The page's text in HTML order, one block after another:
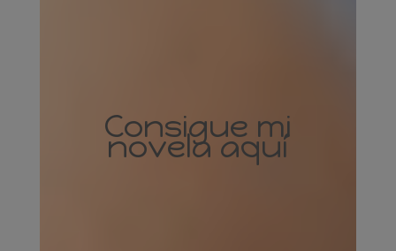
Consigue mi
novela aquí